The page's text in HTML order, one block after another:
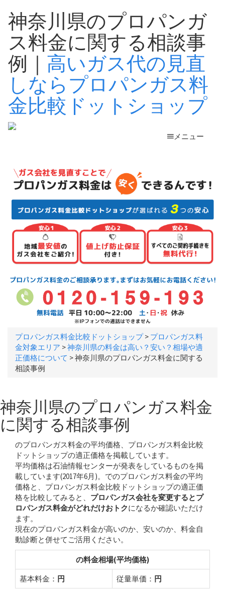
神奈川県のプロパンガ
ス料金に関する相談事
例｜ 高いガス代の見直
しならプロパンガス料
金比較ドットショップ
メニュー
プロパンガス料金比較ドットショップ> プロパンガス料
金対象エリア >神奈川県の料金は高い？安い？相場や適
正価格について >神奈川県のプロパンガス料金に関する
相談事例
神奈川県のプロパンガス料金
に関する相談事例
のプロパンガス料金の平均価格、プロパンガス料金比較
ドットショップの適正価格を掲載しています。
平均価格は石油情報センターが発表をしているものを掲
載しています(2017年6月)。でのプロパンガス料金の平均
価格と、プロパンガス料金比較ドットショップの適正価
格を比較してみると、 プロパンガス会社を変更するとプ
ロパンガス料金がどれだけおトクになるか確認いただけ
ます。
現在のプロパンガス料金が高いのか、安いのか、料金自
動診断と併せてご活用ください。
の料金相場(平均価格)
基本料金： 円 従量単価： 円